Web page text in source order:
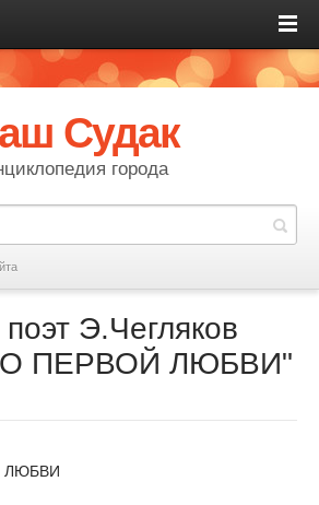
Судак
города
Э.Чегляков
ПЕРВОЙ ЛЮБВИ"
ЛЮБВИ